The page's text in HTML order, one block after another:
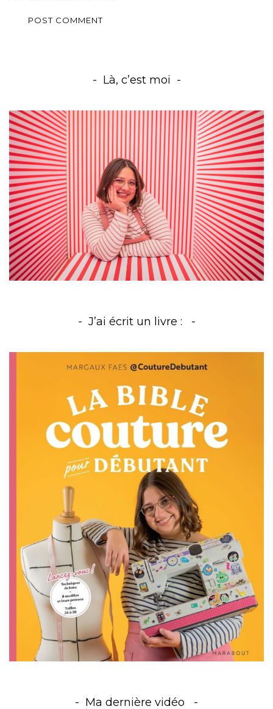
Là, c’est moi
J’ai écrit un livre :
Ma dernière vidéo